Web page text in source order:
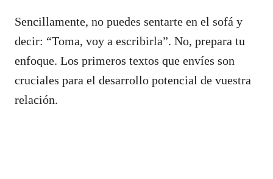
Sencillamente, no puedes sentarte en el sofá y
decir: “Toma, voy a escribirla”. No, prepara tu
enfoque. Los primeros textos que envíes son
cruciales para el desarrollo potencial de vuestra
relación.